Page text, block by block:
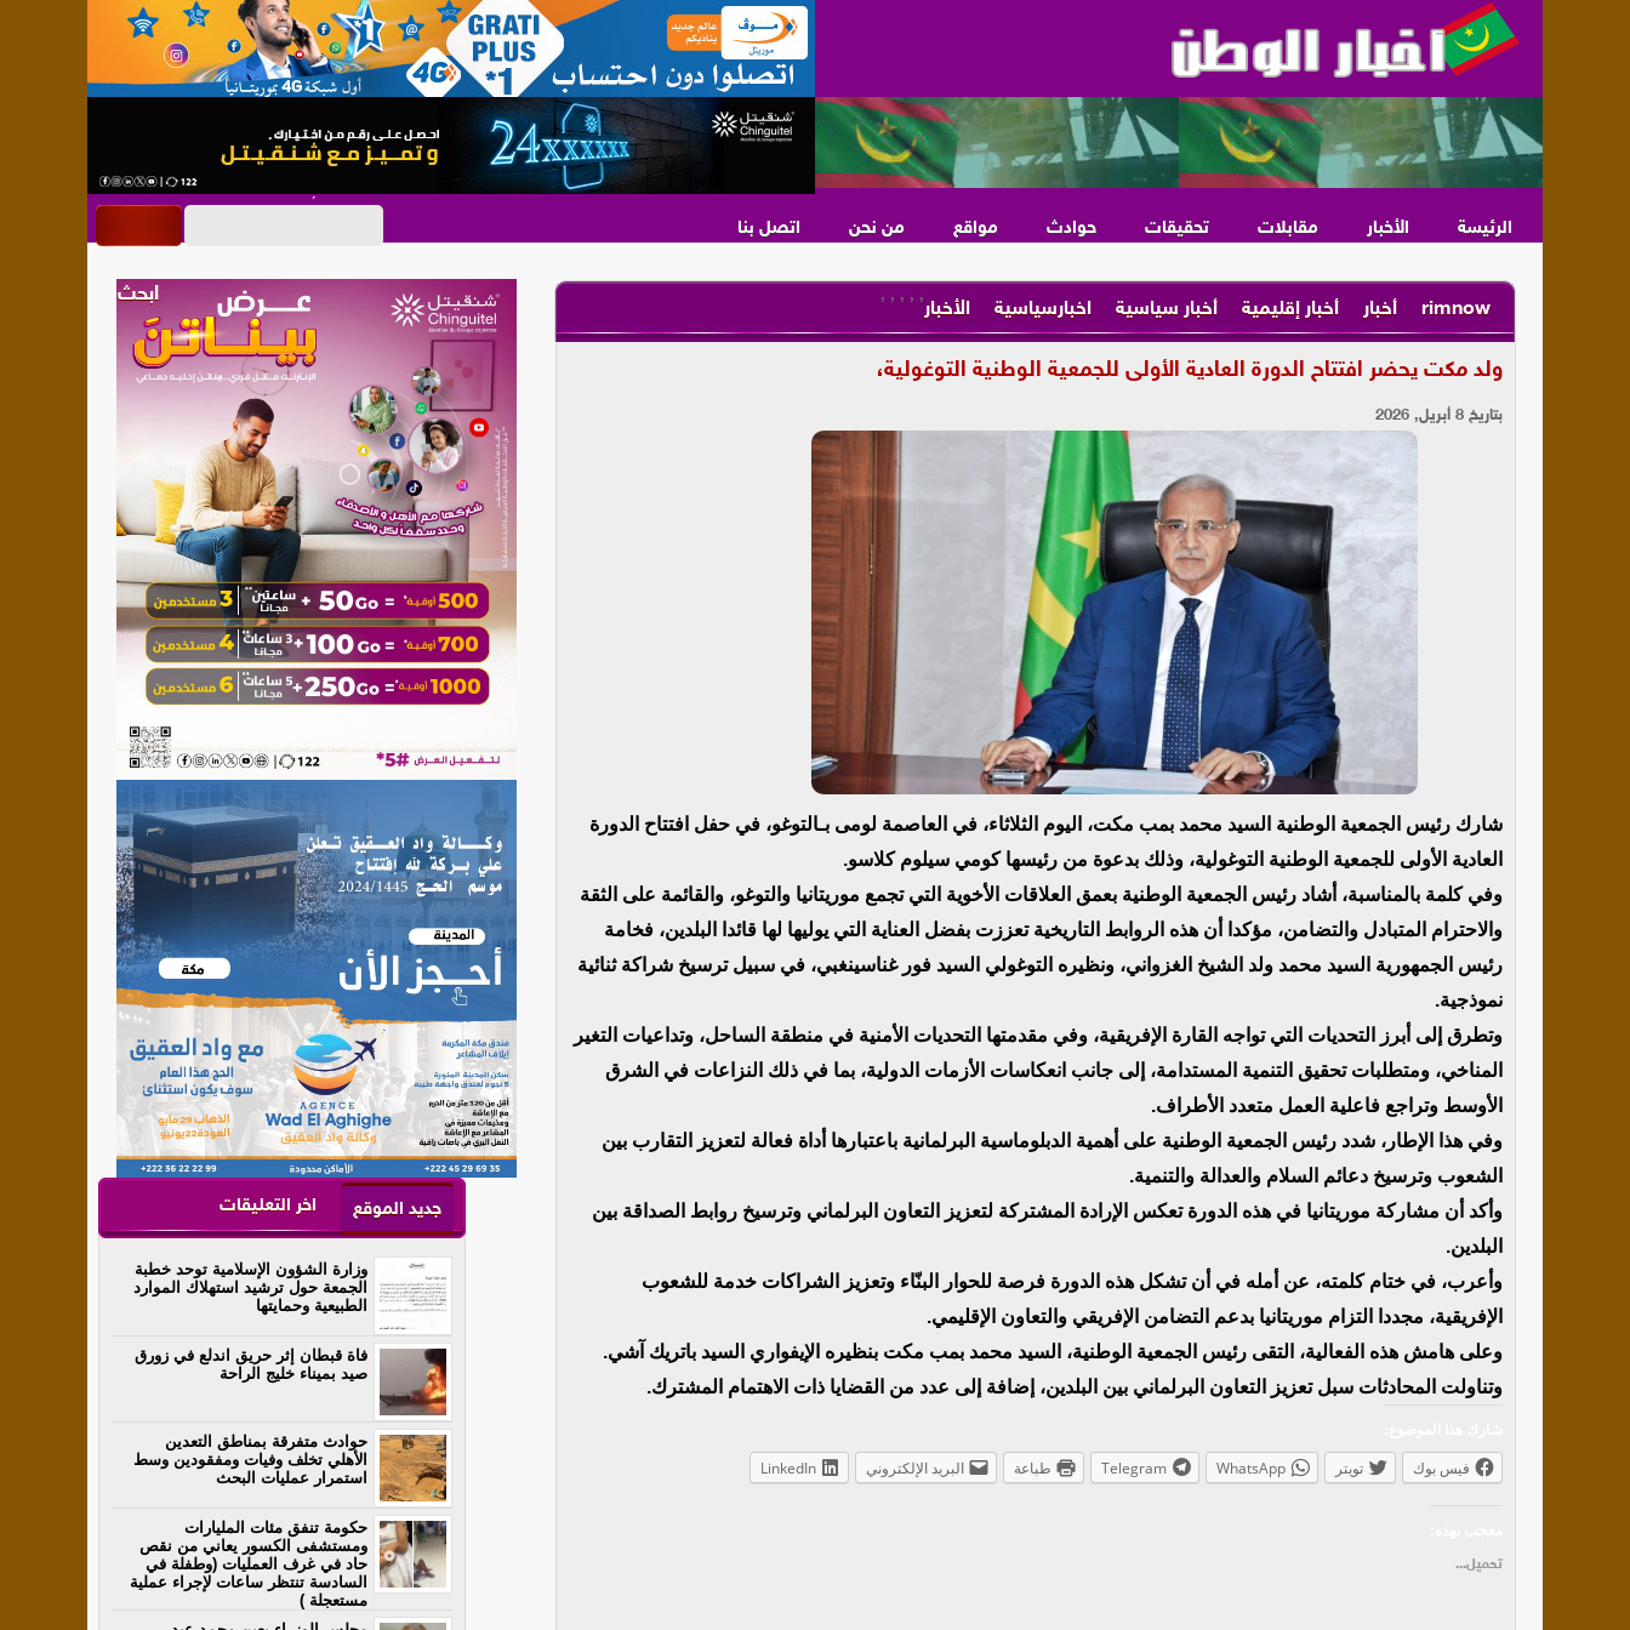
الرئيسة الأخبار مقابلات تحقيقات حوادث مواقع من نحن اتصل بنا
rimnow
,
أخبار
,
أخبار إقليمية
,
أخبار سياسية
,
اخبارسياسية
,
الأخبار
ولد مكت يحضر افتتاح الدورة العادية الأولى للجمعية الوطنية التوغولية،
بتاريخ 8 أبريل, 2026
شارك رئيس الجمعية الوطنية السيد محمد بمب مكت، اليوم الثلاثاء، في العاصمة لومى بـالتوغو، في حفل افتتاح الدورة
العادية الأولى للجمعية الوطنية التوغولية، وذلك بدعوة من رئيسها كومي سيلوم كلاسو.
وفي كلمة بالمناسبة، أشاد رئيس الجمعية الوطنية بعمق العلاقات الأخوية التي تجمع موريتانيا والتوغو، والقائمة على الثقة
والاحترام المتبادل والتضامن، مؤكدا أن هذه الروابط التاريخية تعززت بفضل العناية التي يوليها لها قائدا البلدين، فخامة
رئيس الجمهورية السيد محمد ولد الشيخ الغزواني، ونظيره التوغولي السيد فور غناسينغبي، في سبيل ترسيخ شراكة ثنائية
نموذجية.
وتطرق إلى أبرز التحديات التي تواجه القارة الإفريقية، وفي مقدمتها التحديات الأمنية في منطقة الساحل، وتداعيات التغير
المناخي، ومتطلبات تحقيق التنمية المستدامة، إلى جانب انعكاسات الأزمات الدولية، بما في ذلك النزاعات في الشرق
الأوسط وتراجع فاعلية العمل متعدد الأطراف.
وفي هذا الإطار، شدد رئيس الجمعية الوطنية على أهمية الدبلوماسية البرلمانية باعتبارها أداة فعالة لتعزيز التقارب بين
الشعوب وترسيخ دعائم السلام والعدالة والتنمية.
وأكد أن مشاركة موريتانيا في هذه الدورة تعكس الإرادة المشتركة لتعزيز التعاون البرلماني وترسيخ روابط الصداقة بين
البلدين.
وأعرب، في ختام كلمته، عن أمله في أن تشكل هذه الدورة فرصة للحوار البنّاء وتعزيز الشراكات خدمة للشعوب
الإفريقية، مجددا التزام موريتانيا بدعم التضامن الإفريقي والتعاون الإقليمي.
وعلى هامش هذه الفعالية، التقى رئيس الجمعية الوطنية، السيد محمد بمب مكت بنظيره الإيفواري السيد باتريك آشي.
وتناولت المحادثات سبل تعزيز التعاون البرلماني بين البلدين، إضافة إلى عدد من القضايا ذات الاهتمام المشترك.
فيس بوك تويتر WhatsApp
Telegram طباعة البريد الإلكتروني LinkedIn
تحميل...
جديد الموقع اخر التعليقات
وزارة الشؤون الإسلامية توحد خطبة
الجمعة حول ترشيد استهلاك الموارد
الطبيعية وحمايتها
فاة قبطان إثر حريق اندلع في زورق
صيد بميناء خليج الراحة
حوادث متفرقة بمناطق التعدين
الأهلي تخلف وفيات ومفقودين وسط
استمرار عمليات البحث
حكومة تنفق مئات المليارات
ومستشفى الكسور يعاني من نقص
حاد في غرف العمليات (وطفلة في
السادسة تنتظر ساعات لإجراء عملية
مستعجلة )